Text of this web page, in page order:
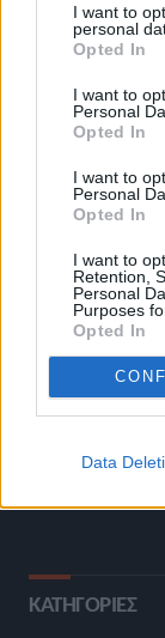
I want to
personal
Opted In
I want to
Personal
Opted In
I want to
Personal
Opted In
I want to
Retention,
Personal
Purposes
Opted In
Data
Καρνεάδου 25-
Τηλέφωνο
000
ΚΑΤΗΓΟΡΙΕΣ